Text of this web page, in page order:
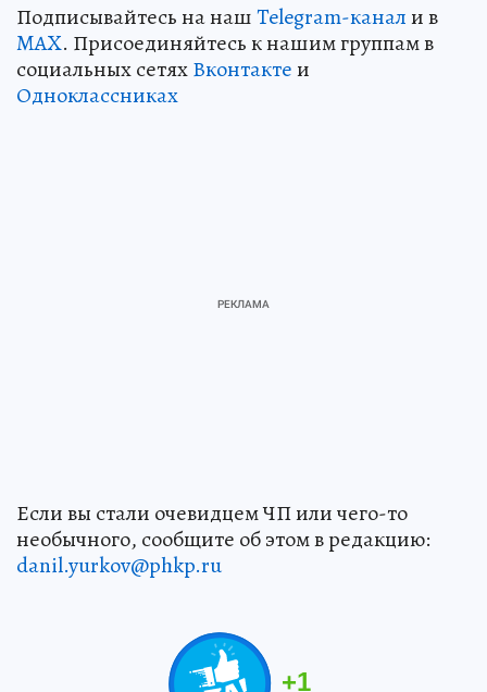
Подписывайтесь на нашTelegram-канали в
MAX. Присоединяйтесь к нашим группам в
социальных сетяхВконтактеи
Одноклассниках
Если вы стали очевидцем ЧП или чего-то
необычного, сообщите об этом в редакцию:
danil.yurkov@phkp.ru
+1